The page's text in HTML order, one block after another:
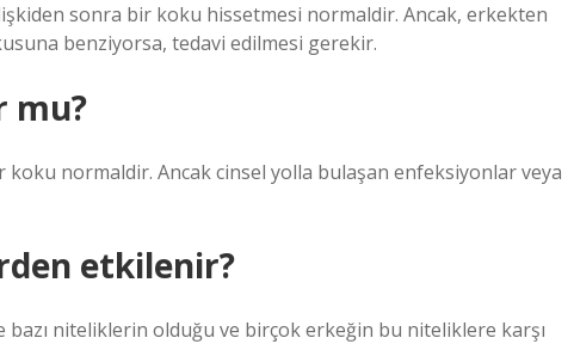
sonra bir koku hissetmesi normaldir. Ancak, erkekten
benziyorsa, tedavi edilmesi gerekir.
mu?
normaldir. Ancak cinsel yolla bulaşan enfeksiyonlar veya
etkilenir?
niteliklerin olduğu ve birçok erkeğin bu niteliklere karşı